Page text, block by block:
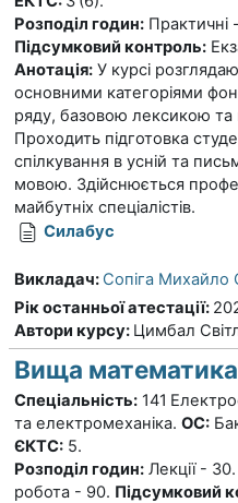
Розподіл годин: Практичні
Підсумковий контроль:
Анотація: У курсі
основними категоріями
ряду, базовою лексикою
Проходить підготовка
спілкування в усній та
мовою. Здійснюється
майбутніх спеціалістів.
Силабус
Викладач: Сопіга Михайло
Рік останньої атестації:
Автори курсу: Цимбал
Вища
Спеціальність: 141
та електромеханіка. ОС:
ЄКТС: 5.
Розподіл годин: Лекції -
робота - 90. Підсумковий